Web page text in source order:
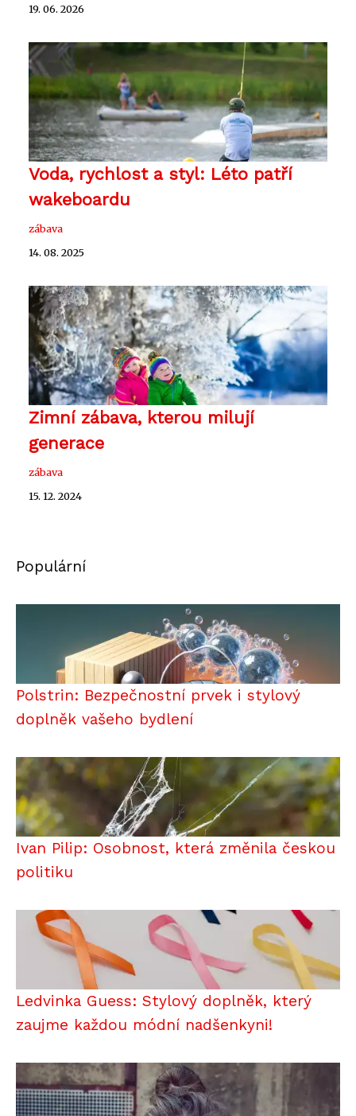
19. 06. 2026
Voda, rychlost a styl: Léto patří
wakeboardu
zábava
14. 08. 2025
Zimní zábava, kterou milují
generace
zábava
15. 12. 2024
Populární
Polstrin: Bezpečnostní prvek i stylový
doplněk vašeho bydlení
Ivan Pilip: Osobnost, která změnila českou
politiku
Ledvinka Guess: Stylový doplněk, který
zaujme každou módní nadšenkyni!